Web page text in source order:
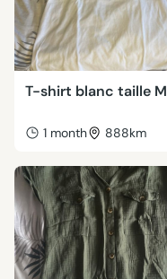
T-shirt blanc taille M
1 month 888km